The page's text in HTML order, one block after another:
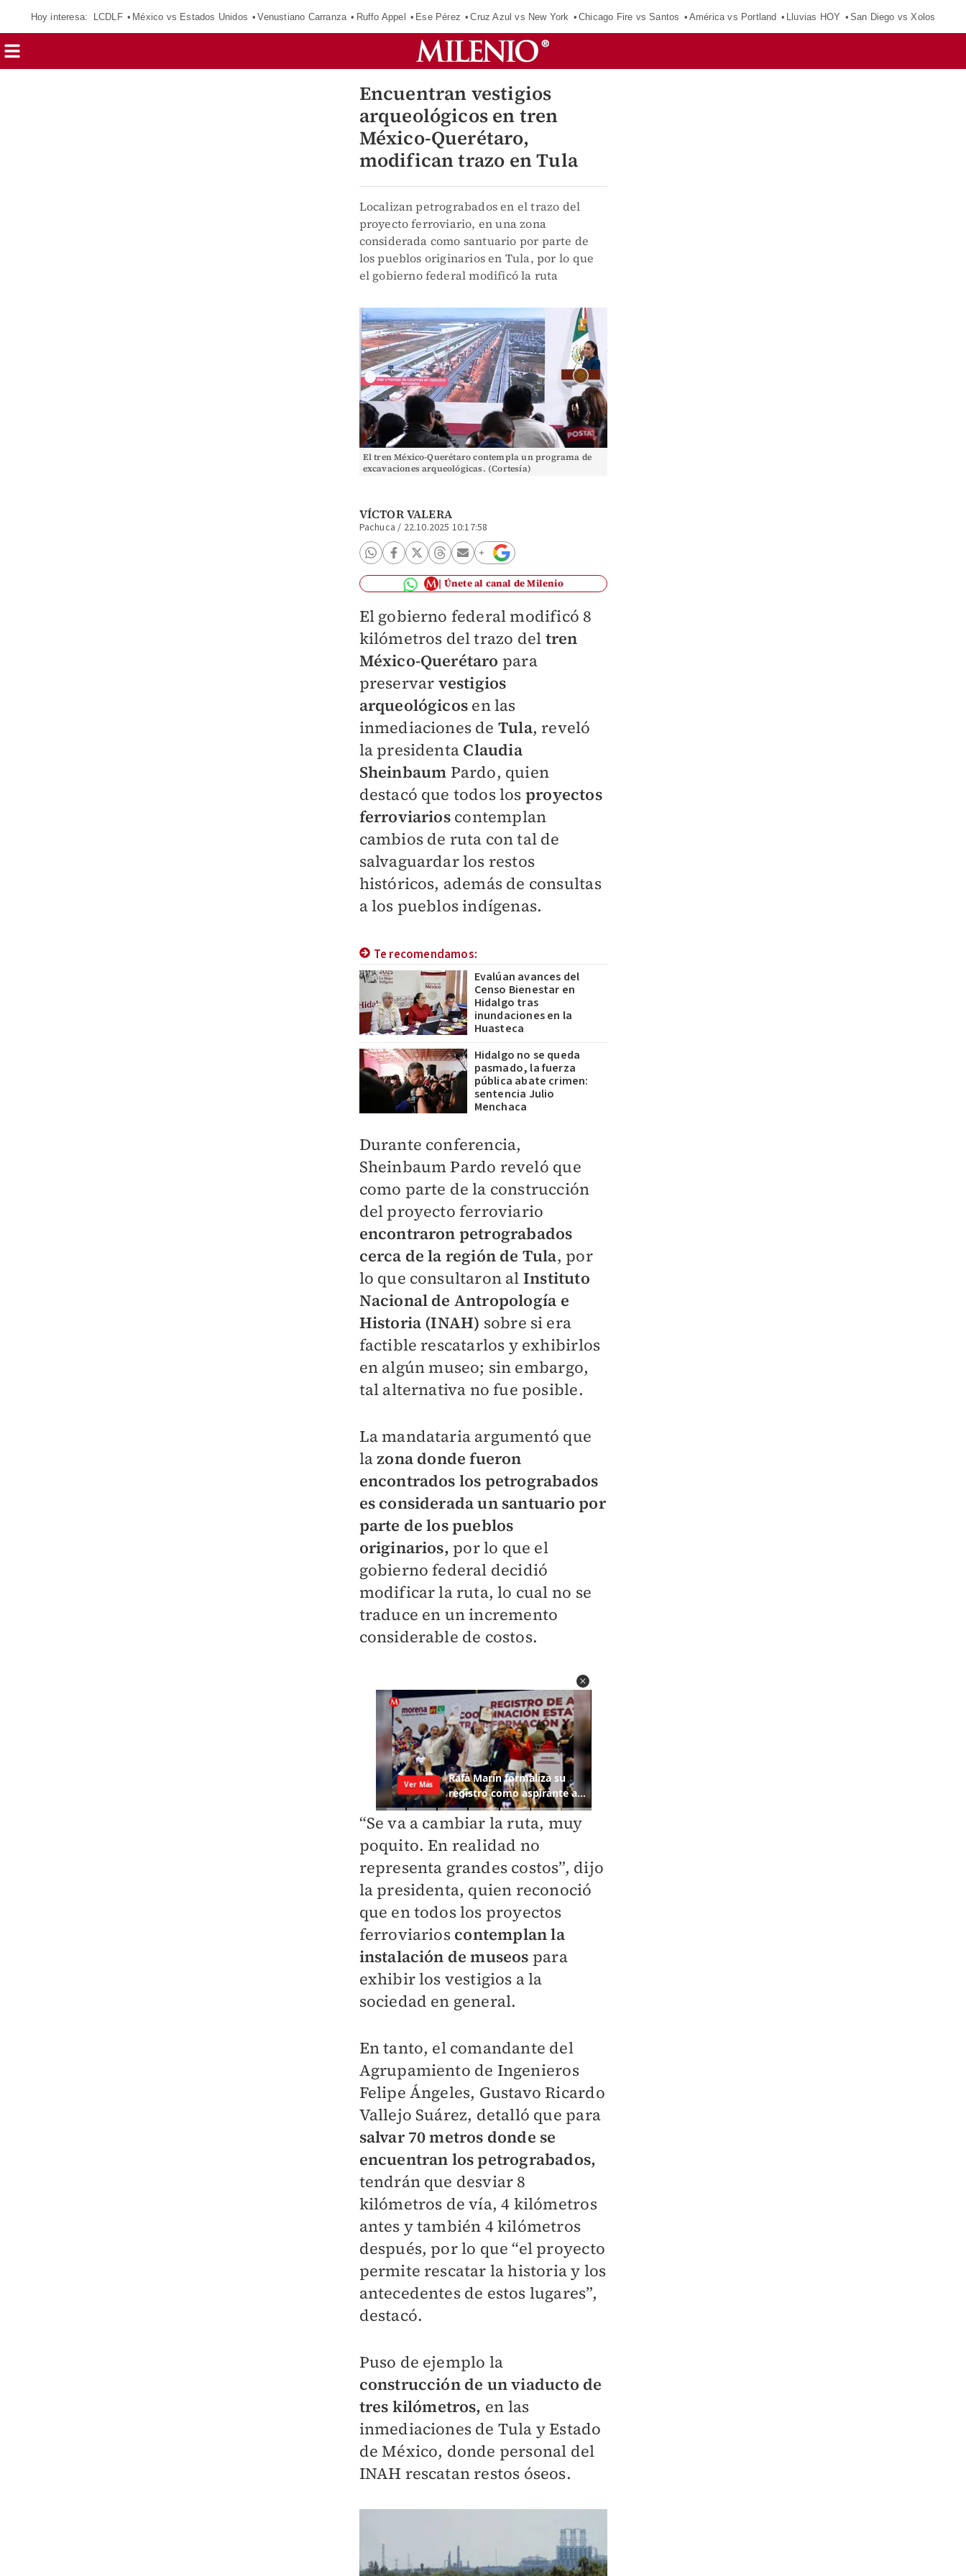
Hoy interesa: LCDLF México vs Estados Unidos Venustiano Carranza Ruffo Appel Ese Pérez Cruz Azul vs New York Chicago Fire vs Santos América vs Portland Lluvias HOY San Diego vs Xolos
Encuentran vestigios
arqueológicos en tren
México-Querétaro,
modifican trazo en Tula
Localizan petrograbados en el trazo del
proyecto ferroviario, en una zona
considerada como santuario por parte de
los pueblos originarios en Tula, por lo que
el gobierno federal modificó la ruta
El tren México-Querétaro contempla un programa de
excavaciones arqueológicas. (Cortesía)
VÍCTOR VALERA
Pachuca / 22.10.2025 10:17:58
Únete al canal de Milenio
El gobierno federal modificó 8
kilómetros del trazo del tren
México-Querétaro para
preservar vestigios
arqueológicos en las
inmediaciones de Tula, reveló
la presidenta Claudia
Sheinbaum Pardo, quien
destacó que todos los proyectos
ferroviarioscontemplan
cambios de ruta con tal de
salvaguardar los restos
históricos, además de consultas
a los pueblos indígenas.
Te recomendamos:
Evalúan avances del
Censo Bienestar en
Hidalgo tras
inundaciones en la
Huasteca
Hidalgo no se queda
pasmado, la fuerza
pública abate crimen:
sentencia Julio
Menchaca
Durante conferencia,
Sheinbaum Pardo reveló que
como parte de la construcción
del proyecto ferroviario
encontraron petrograbados
cerca de la región de Tula, por
lo que consultaron al Instituto
Nacional de Antropología e
Historia (INAH) sobre si era
factible rescatarlos y exhibirlos
en algún museo; sin embargo,
tal alternativa no fue posible.
La mandataria argumentó que
lazona donde fueron
encontrados los petrograbados
es considerada un santuario por
parte de los pueblos
originarios, por lo que el
gobierno federal decidió
modificar la ruta, lo cual no se
traduce en un incremento
considerable de costos.
“Se va a cambiar la ruta, muy
poquito. En realidad no
representa grandes costos”, dijo
la presidenta, quien reconoció
que en todos los proyectos
ferroviarios contemplan la
instalación de museos para
exhibir los vestigios a la
sociedad en general.
En tanto, el comandante del
Agrupamiento de Ingenieros
Felipe Ángeles, Gustavo Ricardo
Vallejo Suárez, detalló que para
salvar 70 metros donde se
encuentran los petrograbados,
tendrán que desviar 8
kilómetros de vía, 4 kilómetros
antes y también 4 kilómetros
después, por lo que “el proyecto
permite rescatar la historia y los
antecedentes de estos lugares”,
destacó.
Puso de ejemplo la
construcción de un viaducto de
tres kilómetros, en las
inmediaciones de Tula y Estado
de México, donde personal del
INAH rescatan restos óseos.